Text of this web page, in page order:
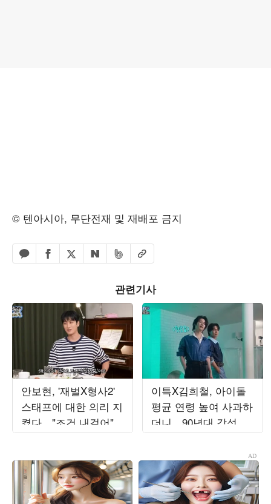
© 텐아시아, 무단전재 및 재배포 금지
카카오톡 공유하기
페이스북 공유하기
엑스 공유하기
네이버 공유하기
밴드 공유하기
URL복사
관련기사
안보현, '재벌X형사2'
스태프에 대한 의리 지
켰다…"조건 내걸어"
상남자 면모 ('목요일
이특X김희철, 아이돌
평균 연령 높여 사과하
더니…90년대 감성 재
해석 ('트기트기 이특')